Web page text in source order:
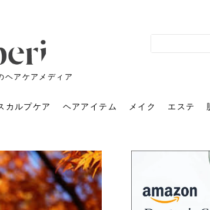
ヘアケアメディア
カルプケア ヘアアイテム メイク エステ